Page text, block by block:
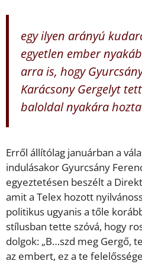
egy ilyen arányú
egyetlen ember
arra is, hogy
Karácsony Gergelyt
baloldal nyakára
Erről állítólag januárban a
indulásakor Gyurcsány
egyeztetésen beszélt a
amit a Telex hozott
politikus ugyanis a tőle
stílusban tette szóvá, hogy
dolgok: „B…szd meg Gergő,
az embert, ez a te